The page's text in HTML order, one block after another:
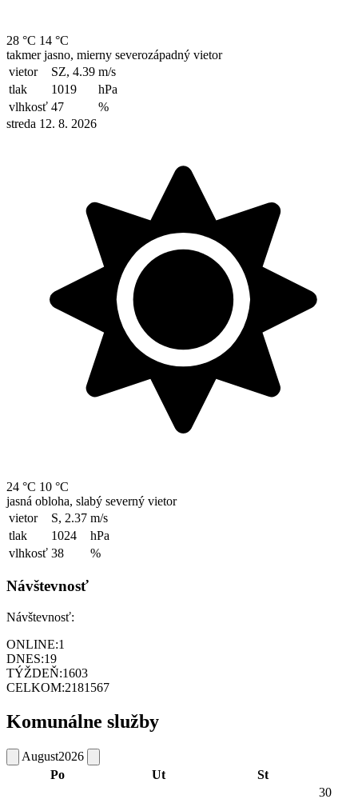
28 °C 14 °C
takmer jasno, mierny severozápadný vietor
vietor
SZ, 4.39 m/s
tlak
1019
hPa
vlhkosť 47
%
streda 12. 8. 2026
24 °C 10 °C
jasná obloha, slabý severný vietor
vietor
S, 2.37 m/s
tlak
1024
hPa
vlhkosť 38 %
Návštevnosť
Návštevnosť:
ONLINE:1
DNES:19
TÝŽDEŇ:1603
CELKOM:2181567
Komunálne služby
August2026
Po
Ut St
30